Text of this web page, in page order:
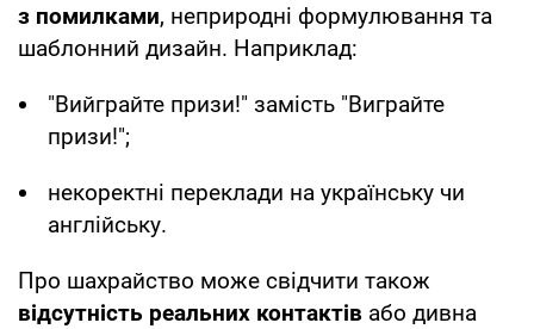
з помилками, неприродні формулювання та
шаблонний дизайн. Наприклад:
"Вийграйте призи!" замість "Виграйте
призи!";
некоректні переклади на українську чи
англійську.
Про шахрайство може свідчити також
відсутність реальних контактів або дивна